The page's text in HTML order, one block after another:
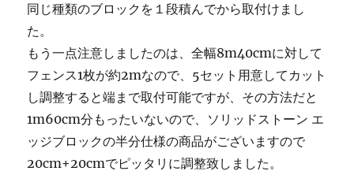
同じ種類のブロックを１段積んでから取付けまし
た。
もう一点注意しましたのは、全幅8m40cmに対して
フェンス1枚が約2mなので、5セット用意してカット
し調整すると端まで取付可能ですが、その方法だと
1m60cm分もったいないので、ソリッドストーン エ
ッジブロックの半分仕様の商品がございますので
20cm+20cmでピッタリに調整致しました。